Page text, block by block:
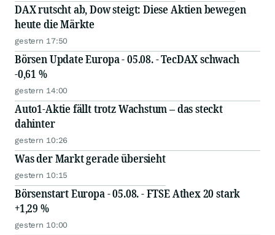
DAX rutscht ab, Dow steigt: Diese Aktien bewegen
heute die Märkte
gestern 17:50
Börsen Update Europa - 05.08. - TecDAX schwach
-0,61 %
gestern 14:00
Auto1-Aktie fällt trotz Wachstum – das steckt
dahinter
gestern 10:26
Was der Markt gerade übersieht
gestern 10:15
Börsenstart Europa - 05.08. - FTSE Athex 20 stark
+1,29 %
gestern 10:00